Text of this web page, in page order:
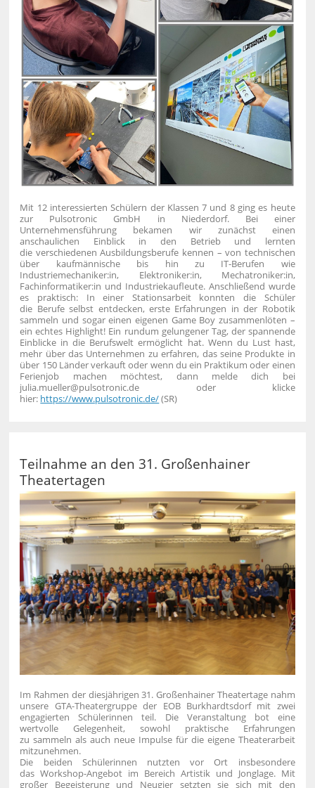
Mit 12 interessierten Schülern der Klassen 7 und 8 ging es heute
zur Pulsotronic GmbH in Niederdorf. Bei einer
Unternehmensführung bekamen wir zunächst einen
anschaulichen Einblick in den Betrieb und lernten
die verschiedenen Ausbildungsberufe kennen – von technischen
über kaufmännische bis hin zu IT-Berufen wie
Industriemechaniker:in, Elektroniker:in, Mechatroniker:in,
Fachinformatiker:in und Industriekaufleute. Anschließend wurde
es praktisch: In einer Stationsarbeit konnten die Schüler
die Berufe selbst entdecken, erste Erfahrungen in der Robotik
sammeln und sogar einen eigenen Game Boy zusammenlöten –
ein echtes Highlight! Ein rundum gelungener Tag, der spannende
Einblicke in die Berufswelt ermöglicht hat. Wenn du Lust hast,
mehr über das Unternehmen zu erfahren, das seine Produkte in
über 150 Länder verkauft oder wenn du ein Praktikum oder einen
Ferienjob machen möchtest, dann melde dich bei
julia.mueller@pulsotronic.de oder klicke
hier: https://www.pulsotronic.de/(SR)
Teilnahme an den 31. Großenhainer
Theatertagen
Im Rahmen der diesjährigen 31. Großenhainer Theatertage nahm
unsere GTA-Theatergruppe der EOB Burkhardtsdorf mit zwei
engagierten Schülerinnen teil. Die Veranstaltung bot eine
wertvolle Gelegenheit, sowohl praktische Erfahrungen
zu sammeln als auch neue Impulse für die eigene Theaterarbeit
mitzunehmen.
Die beiden Schülerinnen nutzten vor Ort insbesondere
das Workshop-Angebot im Bereich Artistik und Jonglage. Mit
großer Begeisterung und Neugier setzten sie sich mit den